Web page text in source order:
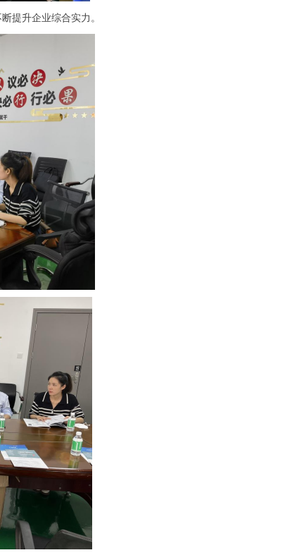
提升企业综合实力。